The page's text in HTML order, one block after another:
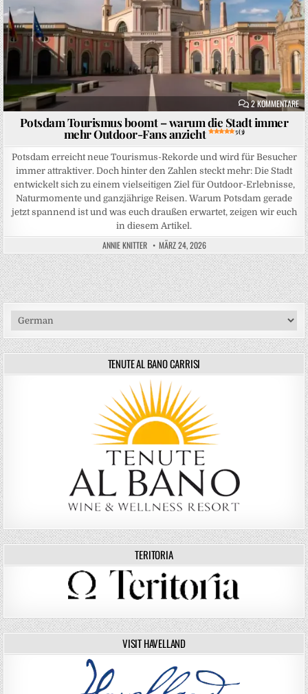
2 KOMMENTARE
Potsdam Tourismus boomt – warum die Stadt immer
mehr Outdoor-Fans anzieht 5 (3)
Potsdam erreicht neue Tourismus-Rekorde und wird für Besucher
immer attraktiver. Doch hinter den Zahlen steckt mehr: Die Stadt
entwickelt sich zu einem vielseitigen Ziel für Outdoor-Erlebnisse,
Naturmomente und ganzjährige Reisen. Warum Potsdam gerade
jetzt spannend ist und was euch draußen erwartet, zeigen wir euch
in diesem Artikel.
ANNIE KNITTER MÄRZ 24, 2026
TENUTE AL BANO CARRISI
TERITORIA
VISIT HAVELLAND